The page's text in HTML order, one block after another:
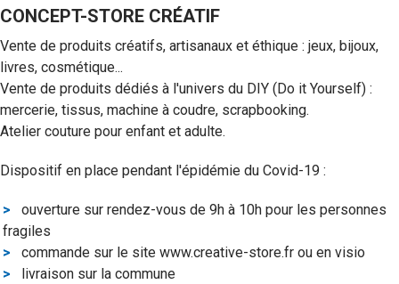
CONCEPT-STORE CRÉATIF
Vente de produits créatifs, artisanaux et éthique : jeux, bijoux,
livres, cosmétique...
Vente de produits dédiés à l'univers du DIY (Do it Yourself) :
mercerie, tissus, machine à coudre, scrapbooking.
Atelier couture pour enfant et adulte.
Dispositif en place pendant l'épidémie du Covid-19 :
ouverture sur rendez-vous de 9h à 10h pour les personnes
fragiles
commande sur le site www.creative-store.fr ou en visio
livraison sur la commune